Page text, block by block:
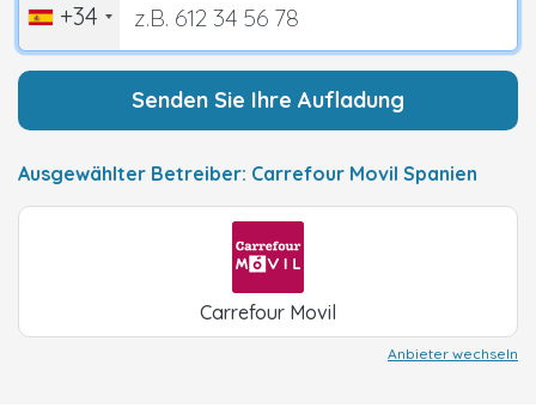
+34
Senden Sie Ihre Aufladung
Ausgewählter Betreiber: Carrefour Movil Spanien
Carrefour Movil
Anbieter wechseln